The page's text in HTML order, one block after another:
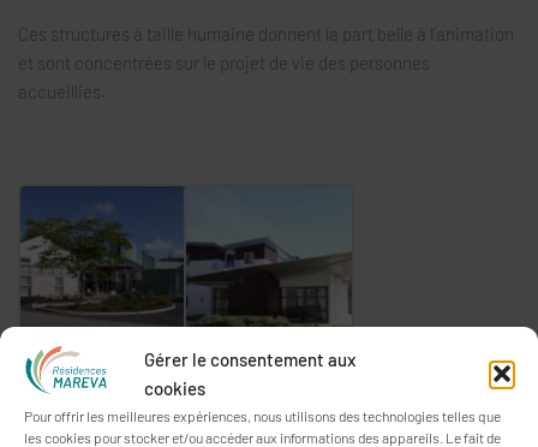
Gérer le consentement aux
cookies
Pour offrir les meilleures expériences, nous utilisons des technologies telles que
les cookies pour stocker et/ou accéder aux informations des appareils. Le fait de
Ces structures à taille humaine donnent la part belle à l’animation
et sont concentrées sur le projet de vie des personnes
accueillies.
Rechercher :